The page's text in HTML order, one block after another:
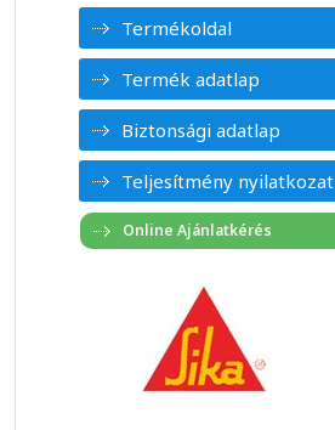
Termékoldal
Termék adatlap
Biztonsági adatlap
Teljesítmény nyilatkozat